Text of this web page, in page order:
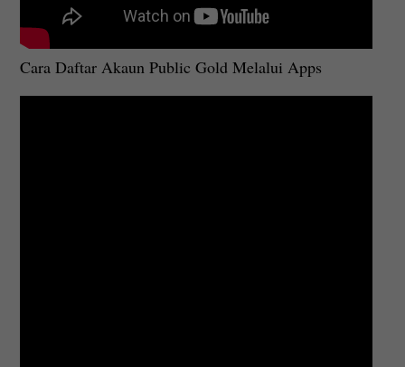
Cara Daftar Akaun Public Gold Melalui Apps